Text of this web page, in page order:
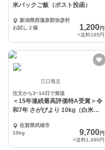
米パックご飯（ポスト投函）
新潟県西蒲原郡弥彦村
お試し２個
1,200円
+送料185円
江口竜左
注文から3~14日で発送
＜15年連続最高評価特A受賞＞令
和7年 さがびより 10kg（白米）
佐賀県武雄市
10kg
9,700円
+送料1,490円